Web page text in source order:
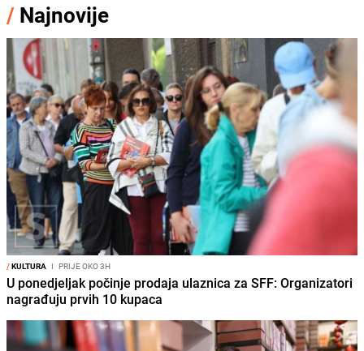
/ Najnovije
/KULTURA I PRIJE OKO 3H
U ponedjeljak počinje prodaja ulaznica za SFF: Organizatori
nagrađuju prvih 10 kupaca